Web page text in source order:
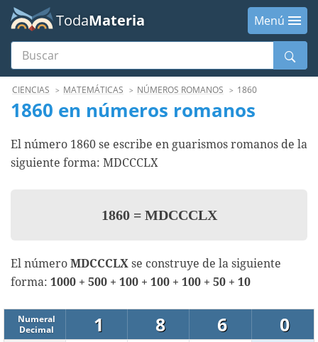
TodaMateria
Menú
Buscar
MenúCIENCIAS MATEMÁTICAS NÚMEROS ROMANOS 1860
1860 en números romanos
El número 1860 se escribe en guarismos romanos de la
siguiente forma: MDCCCLX
1860 =MDCCCLX
El número MDCCCLX se construye de la siguiente
forma: 1000 + 500 + 100 + 100 + 100 + 50 + 10
Numeral
Decimal
1 8 6 0